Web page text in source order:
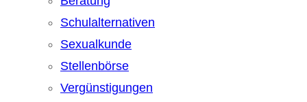
Schulalternativen
Sexualkunde
Stellenbörse
Vergünstigungen